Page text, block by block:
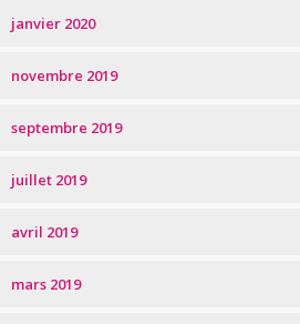
janvier 2020
novembre 2019
septembre 2019
juillet 2019
avril 2019
mars 2019